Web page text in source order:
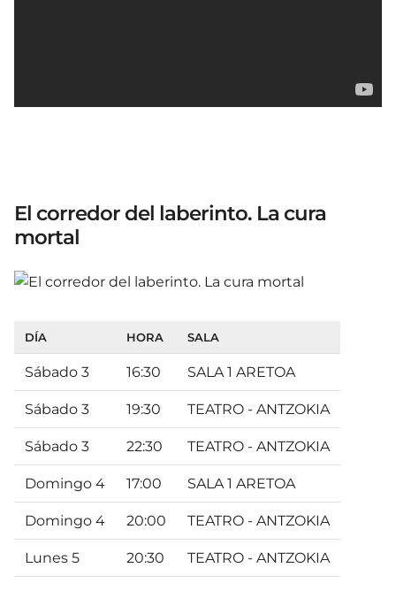
El corredor del laberinto. La cura
mortal
DÍA HORA SALA
Sábado 3 16:30 SALA 1 ARETOA
Sábado 3 19:30 TEATRO - ANTZOKIA
Sábado 3 22:30 TEATRO - ANTZOKIA
Domingo 4 17:00 SALA 1 ARETOA
Domingo 4 20:00 TEATRO - ANTZOKIA
Lunes 5 20:30 TEATRO - ANTZOKIA